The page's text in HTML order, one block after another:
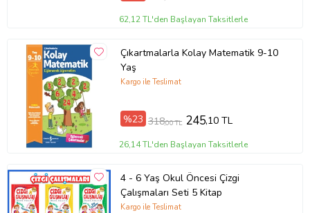
62,12 TL'den Başlayan Taksitlerle
Çıkartmalarla Kolay Matematik 9-10
Yaş
Kargo ile Teslimat
%23 318,00 TL 245,10 TL
26,14 TL'den Başlayan Taksitlerle
4 - 6 Yaş Okul Öncesi Çizgi
Çalışmaları Seti 5 Kitap
Kargo ile Teslimat